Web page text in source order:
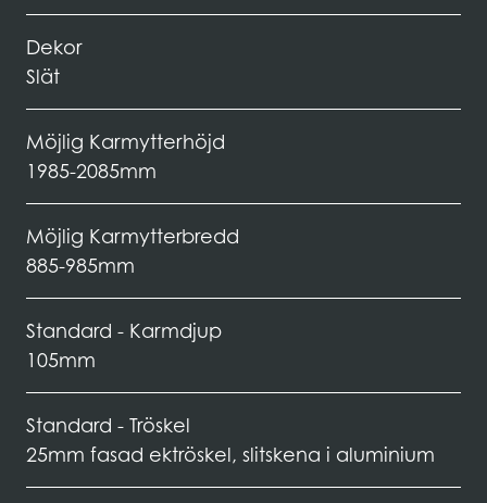
Dekor
Slät
Möjlig Karmytterhöjd
1985-2085mm
Möjlig Karmytterbredd
885-985mm
Standard - Karmdjup
105mm
Standard - Tröskel
25mm fasad ektröskel, slitskena i aluminium